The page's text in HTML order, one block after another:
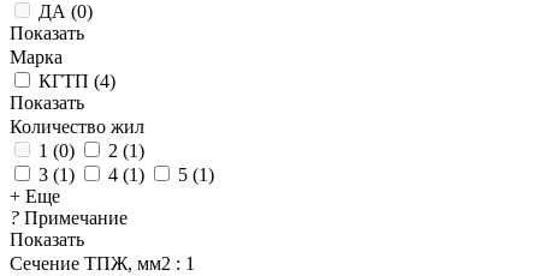
ДА (0)
Показать
Марка
КГТП (4)
Показать
Количество жил
1 (0) 2 (1)
3 (1) 4 (1) 5 (1)
+ Еще
? Примечание
Показать
Сечение ТПЖ, мм2 : 1